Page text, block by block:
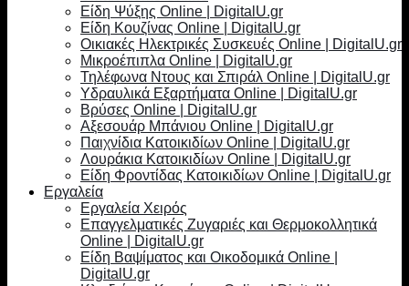
Είδη Ψύξης Online | DigitalU.gr
Είδη Κουζίνας Online | DigitalU.gr
Οικιακές Ηλεκτρικές Συσκευές Online | DigitalU.gr
Μικροέπιπλα Online | DigitalU.gr
Τηλέφωνα Ντους και Σπιράλ Online | DigitalU.gr
Υδραυλικά Εξαρτήματα Online | DigitalU.gr
Βρύσες Online | DigitalU.gr
Αξεσουάρ Μπάνιου Online | DigitalU.gr
Παιχνίδια Κατοικιδίων Online | DigitalU.gr
Λουράκια Κατοικιδίων Online | DigitalU.gr
Είδη Φροντίδας Κατοικιδίων Online | DigitalU.gr
Εργαλεία
Εργαλεία Χειρός
Επαγγελματικές Ζυγαριές και Θερμοκολλητικά
Online | DigitalU.gr
Είδη Βαψίματος και Οικοδομικά Online |
DigitalU.gr